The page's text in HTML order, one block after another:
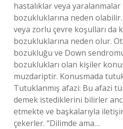
hastalıklar veya
bozukluklarına neden
veya zorlu çevre koşulları da
bozukluklarına neden olur.
bozukluğu ve Down
bozuklukları olan kişiler
muzdariptir. Konusmada
Tutuklanmış afazi: Bu afazi
demek istediklerini bilirler
etmekte ve başkalarıyla
çekerler. “Dilimde ama…